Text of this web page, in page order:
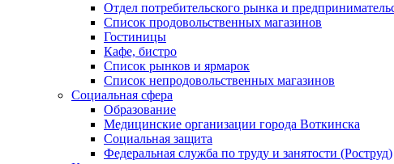
Отдел потребительского рынка и
Список продовольственных магазинов
Гостиницы
Кафе, бистро
Cписок рынков и ярмарок
Список непродовольственных магазинов
Социальная сфера
Образование
Медицинские организации города Воткинска
Социальная защита
Федеральная служба по труду и занятости (Роструд)